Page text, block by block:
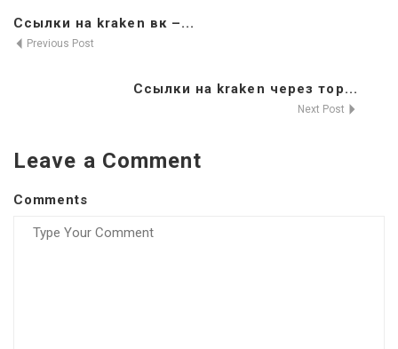
Ссылки на kraken вк –...
Previous Post
Ссылки на kraken через тор...
Next Post
Leave a Comment
Comments